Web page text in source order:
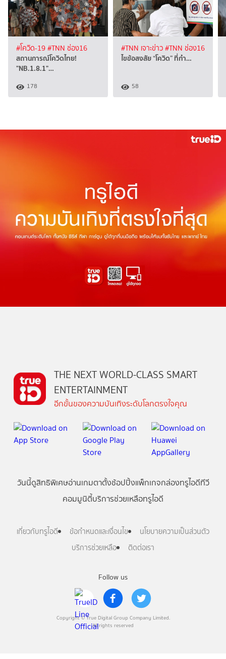
#โควิด-19#TNN ช่อง16
สถานการณ์โควิดไทย!
"NB.1.8.1"…
178
#TNN เจาะข่าว#TNN ช่อง16
ไขข้อสงสัย “โควิด” ที่กำ…
58
Follow us
Copyright © True Digital Group Company Limited.
All rights reserved
THE NEXT WORLD-CLASS SMART
ENTERTAINMENT
อีกขั้นของความบันเทิงระดับโลกตรงใจคุณ
วันนี้ดูสิทธิพิเศษอ่านเกมตาตั้งช้อปปิ้งแพ็กเกจกล่องทรูไอดีทีวี
คอมมูนิตี้บริการช่วยเหลือทรูไอดี
เกี่ยวกับทรูไอดี ข้อกำหนดและเงื่อนไข
นโยบายความเป็นส่วนตัว
บริการช่วยเหลือ
ติดต่อเรา